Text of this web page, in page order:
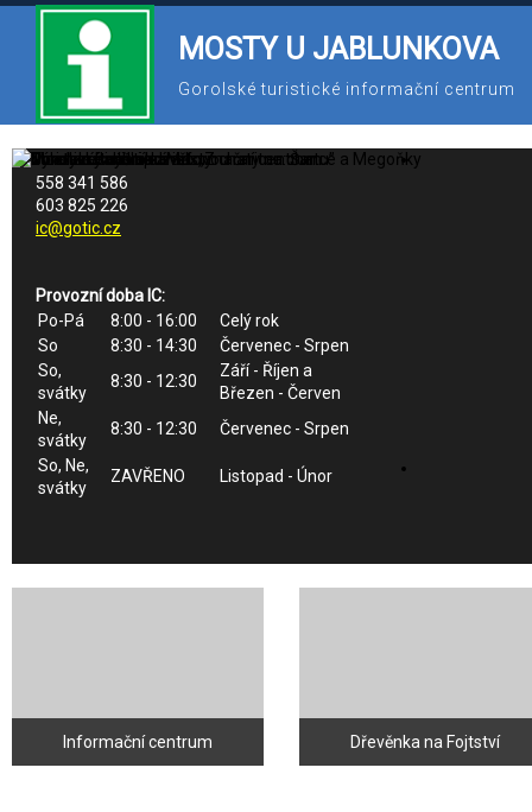
MOSTY U JABLUNKOVA
Gorolské turistické informační centrum
558 341 586
603 825 226
ic@gotic.cz
Provozní doba IC:
Po-Pá
8:00 - 16:00
Celý rok
So
8:30 - 14:30
Červenec - Srpen
So,
svátky
8:30 - 12:30
Září - Říjen a
Březen - Červen
Ne,
svátky
8:30 - 12:30
Červenec - Srpen
So, Ne,
svátky
ZAVŘENO Listopad - Únor
Informační centrum Dřevěnka na Fojtství